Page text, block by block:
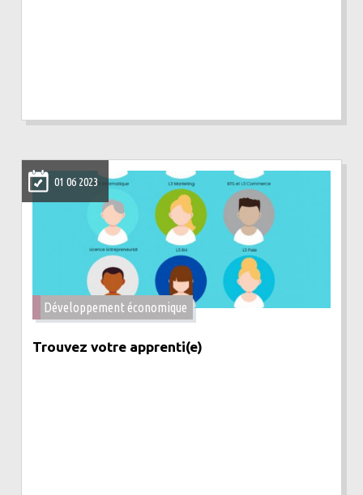
01 06 2023
Développement économique
Trouvez votre apprenti(e)